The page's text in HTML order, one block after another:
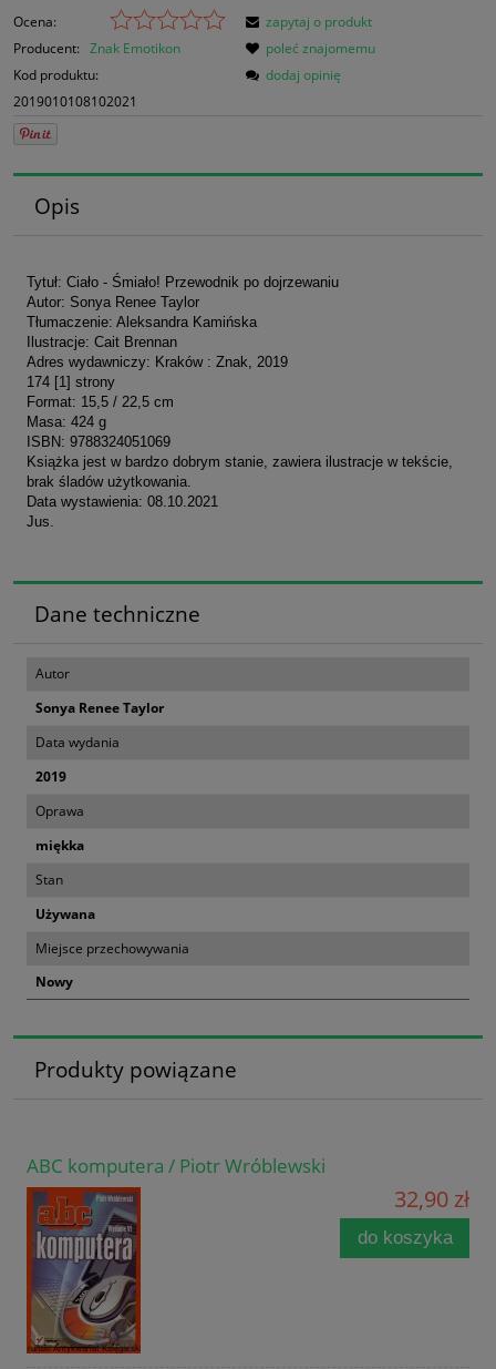
Ocena:
Producent: Znak Emotikon
Kod produktu:
2019010108102021
zapytaj o produkt
poleć znajomemu
dodaj opinię
Opis
Tytuł: Ciało - Śmiało! Przewodnik po dojrzewaniu
Autor: Sonya Renee Taylor
Tłumaczenie: Aleksandra Kamińska
Ilustracje: Cait Brennan
Adres wydawniczy: Kraków : Znak, 2019
174 [1] strony
Format: 15,5 / 22,5 cm
Masa: 424 g
ISBN: 9788324051069
Książka jest w bardzo dobrym stanie, zawiera ilustracje w tekście,
brak śladów użytkowania.
Data wystawienia: 08.10.2021
Jus.
Dane techniczne
Autor
Sonya Renee Taylor
Data wydania
2019
Oprawa
miękka
Stan
Używana
Miejsce przechowywania
Nowy
Produkty powiązane
ABC komputera / Piotr Wróblewski
32,90 zł
do koszyka